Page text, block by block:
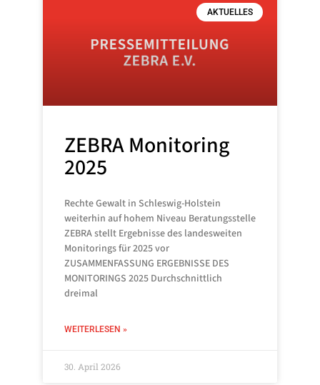
AKTUELLES
ZEBRA Monitoring
2025
Rechte Gewalt in Schleswig-Holstein
weiterhin auf hohem Niveau Beratungsstelle
ZEBRA stellt Ergebnisse des landesweiten
Monitorings für 2025 vor
ZUSAMMENFASSUNG ERGEBNISSE DES
MONITORINGS 2025 Durchschnittlich
dreimal
WEITERLESEN »
30. April 2026